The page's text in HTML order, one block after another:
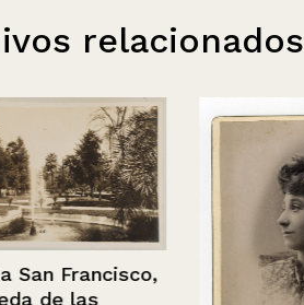
relacionados
Francisco,
las